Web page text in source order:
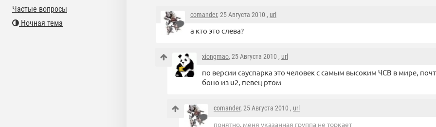
comander, 25 Августа 2010 , url
а кто это слева?
xiongmao, 25 Августа 2010 , url
по версии сауспарка это человек с самым высоким ЧСВ в мире,
боно из u2, певец ртом
comander, 25 Августа 2010 , url
понятно. меня указанная группа не торкает
Частые вопросы
Ночная тема